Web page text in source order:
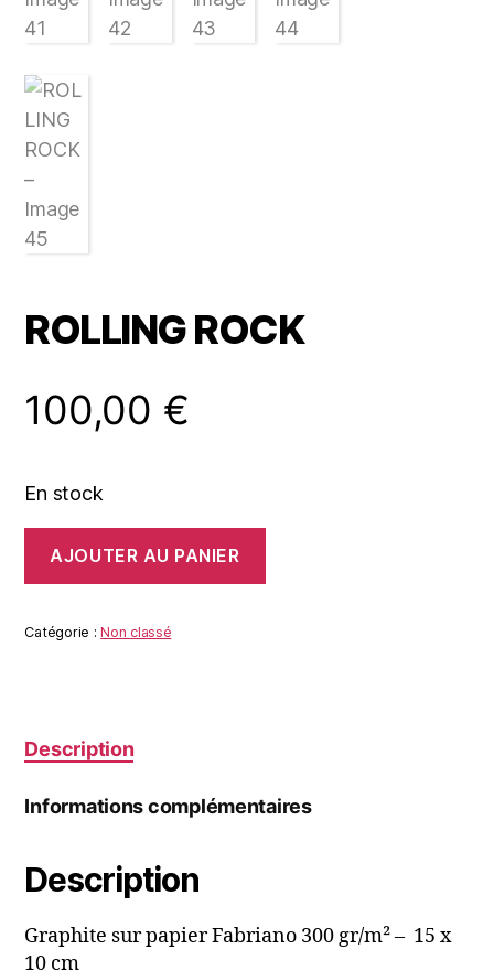
ROLLING ROCK
100,00 €
En stock
ROLLING
AJOUTER AU PANIER
Catégorie :Non classé
Description
Informations complémentaires
Description
Graphite sur papier Fabriano 300 gr/m² – 15 x
10 cm